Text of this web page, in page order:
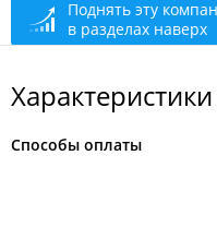
сегодня закрыто
Поднять эту
в разделах наверх
Характеристики
Способы оплаты